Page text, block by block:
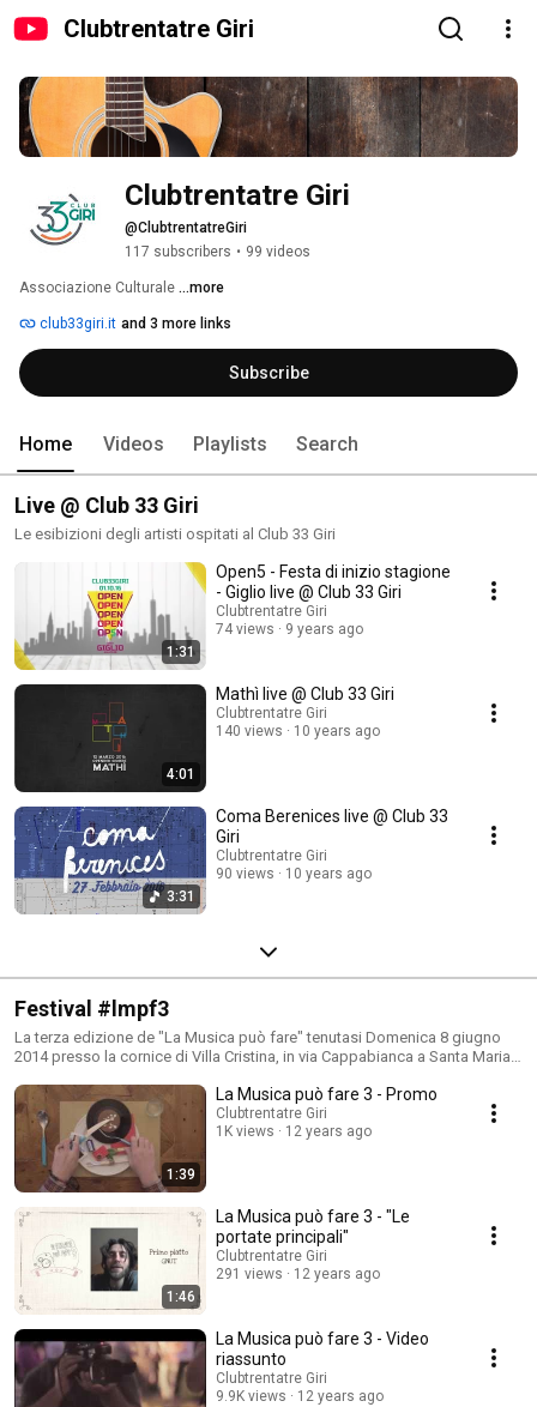
Clubtrentatre Giri
Clubtrentatre Giri
@ClubtrentatreGiri
117 subscribers • 99 videos
Associazione Culturale ...more
club33giri.it and 3 more links
Subscribe
Home Videos Playlists Search
Live @ Club 33 Giri
Le esibizioni degli artisti ospitati al Club 33 Giri
1:31
Open5 - Festa di inizio stagione
- Giglio live @ Club 33 Giri
Clubtrentatre Giri
74 views
9 years ago
4:01
Mathì live @ Club 33 Giri
Clubtrentatre Giri
140 views
10 years ago
3:31
Coma Berenices live @ Club 33
Giri
Clubtrentatre Giri
90 views
10 years ago
Festival #lmpf3
La terza edizione de "La Musica può fare" tenutasi Domenica 8 giugno
2014 presso la cornice di Villa Cristina, in via Cappabianca a Santa Maria
coloreranno la giornata del festival. Per maggiori informazioni:
www.lamusicapuofare.club33giri.it
1:39
La Musica può fare 3 - Promo
Clubtrentatre Giri
1K views
12 years ago
1:46
La Musica può fare 3 - "Le
portate principali"
Clubtrentatre Giri
291 views
12 years ago
La Musica può fare 3 - Video
riassunto
Clubtrentatre Giri
9.9K views
12 years ago